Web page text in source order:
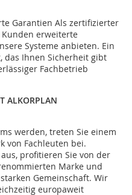
Garantien Als zertifizierter
erweiterte
Systeme anbieten. Ein
das Ihnen Sicherheit gibt
Fachbetrieb
ALKORPLAN
werden, treten Sie einem
von Fachleuten bei.
profitieren Sie von der
Marke und
Gemeinschaft. Wir
europaweit